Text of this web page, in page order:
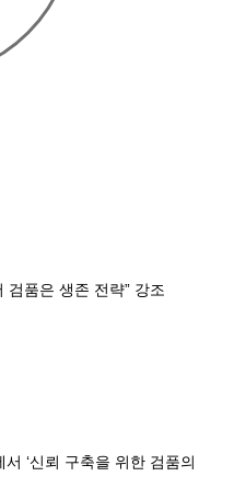
검품은 생존 전략” 강조
‘신뢰 구축을 위한 검품의